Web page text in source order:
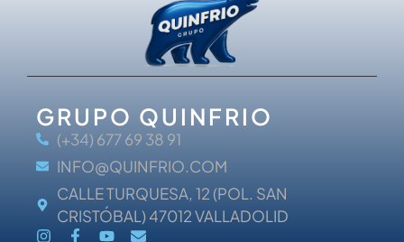
GRUPO QUINFRIO
(+34) 677 69 38 91
INFO@QUINFRIO.COM
CALLE TURQUESA, 12 (POL. SAN
CRISTÓBAL) 47012 VALLADOLID